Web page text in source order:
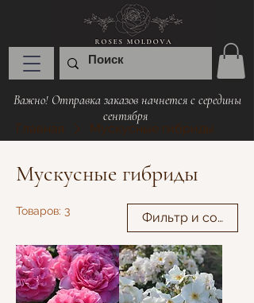
Важно! Отправка заказов начнется с середины
сентября
Главная Мускусные гибриды
Мускусные гибриды
Товаров: 3 Фильтр и